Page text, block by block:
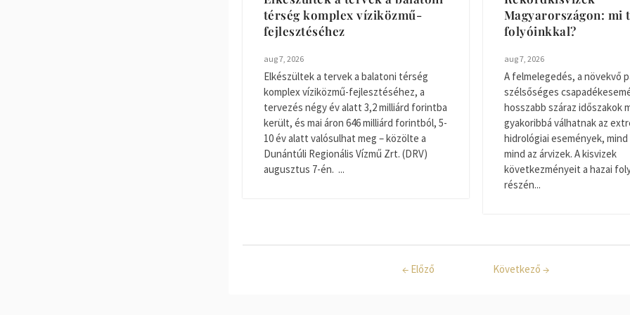
térség komplex víziközmű-
fejlesztéséhez
aug 7, 2026
Elkészültek a tervek a balatoni térség
komplex víziközmű-fejlesztéséhez, a
tervezés négy év alatt 3,2 milliárd forintba
került, és mai áron 646 milliárd forintból, 5-
10 év alatt valósulhat meg – közölte a
Dunántúli Regionális Vízmű Zrt. (DRV)
augusztus 7-én. ...
Magyarországon: mi
folyóinkkal?
aug 7, 2026
A felmelegedés, a növekvő
szélsőséges
hosszabb száraz időszakok
gyakoribbá válhatnak az
hidrológiai események, mind
mind az árvizek. A kisvizek
következményeit a hazai
részén...
← Előző Következő →